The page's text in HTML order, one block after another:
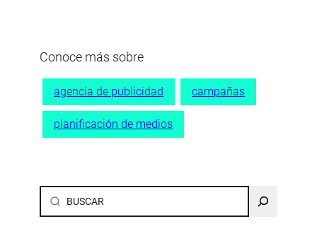
Conoce más sobre
agencia de publicidad campañas
planificación de medios